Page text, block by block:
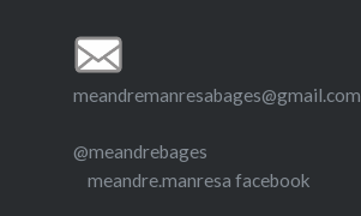
meandremanresabages@gmail.com
@meandrebages
meandre.manresa facebook